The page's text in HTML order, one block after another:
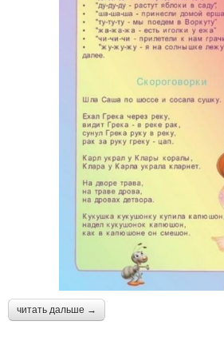
читать дальше →